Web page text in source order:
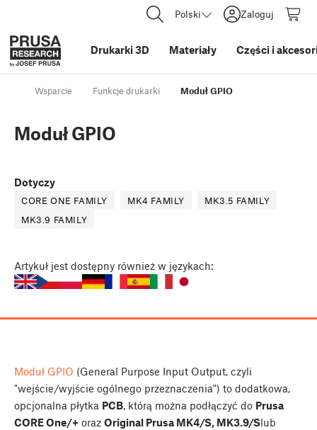
Polski Zaloguj
Drukarki 3D Materiały Części i
Wsparcie Funkcje drukarki Moduł GPIO
Moduł GPIO
Dotyczy
CORE ONE FAMILY MK4 FAMILY
MK3.5 FAMILY
MK3.9 FAMILY
Artykuł jest dostępny również w językach:
Moduł GPIO (General Purpose Input Output, czyli
"wejście/wyjście ogólnego przeznaczenia") to dodatkowa,
opcjonalna płytka PCB, którą można podłączyć do Prusa
CORE One/+ oraz Original Prusa MK4/S, MK3.9/Slub